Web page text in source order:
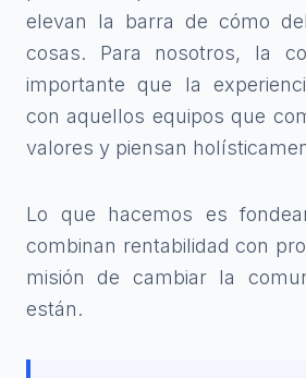
elevan la barra de cómo
cosas. Para nosotros, la
importante que la
con aquellos equipos que
valores y piensan
Lo que hacemos es
combinan rentabilidad con
misión de cambiar la
están.